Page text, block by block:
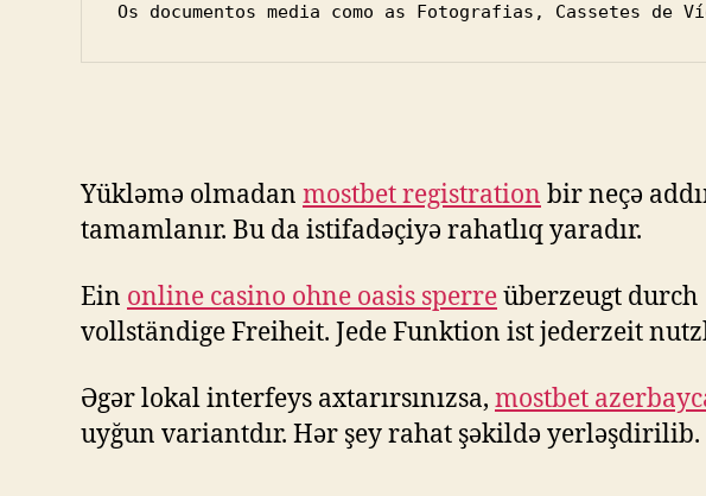
Os documentos media como as Fotografias, Cassetes
Yükləmə olmadan mostbet registration bir neçə
tamamlanır. Bu da istifadəçiyə rahatlıq yaradır.
Ein online casino ohne oasis sperreüberzeugt durch
vollständige Freiheit. Jede Funktion ist jederzeit
Əgər lokal interfeys axtarırsınızsa, mostbet
uyğun variantdır. Hər şey rahat şəkildə yerləşdirilib.